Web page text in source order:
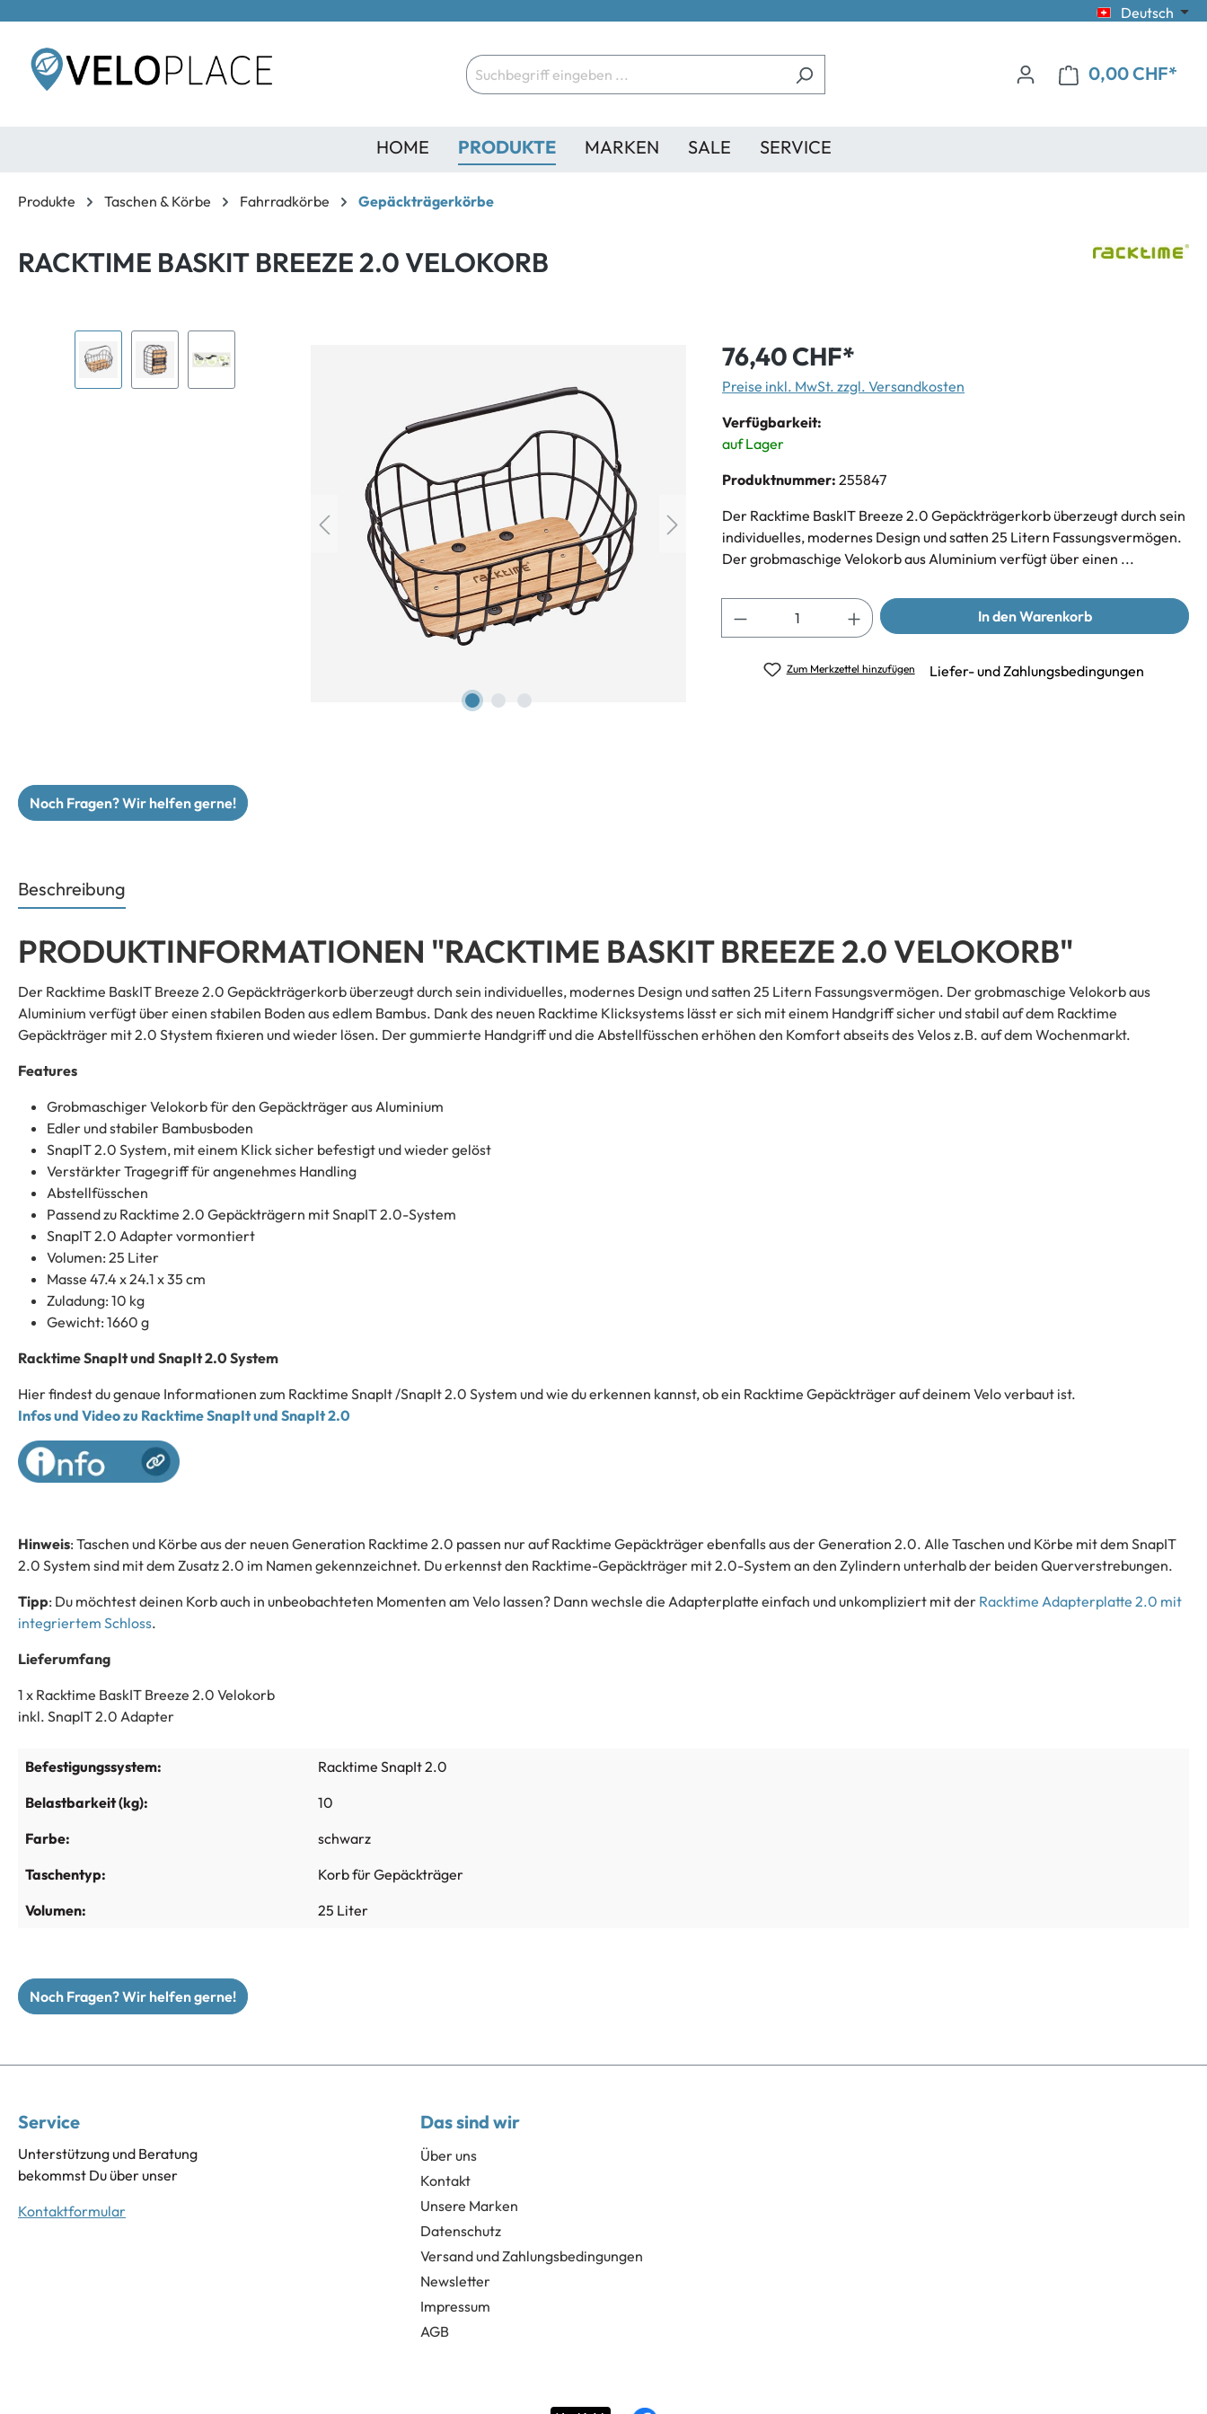
springen Deutsch
0,00 CHF*
HOME PRODUKTE MARKEN SALE SERVICE
Produkte Taschen & Körbe Fahrradkörbe Gepäckträgerkörbe
RACKTIME BASKIT BREEZE 2.0 VELOKORB
76,40 CHF*
Preise inkl. MwSt. zzgl. Versandkosten
Verfügbarkeit:
auf Lager
Produktnummer: 255847
Der Racktime BaskIT Breeze 2.0 Gepäckträgerkorb überzeugt durch sein
individuelles, modernes Design und satten 25 Litern Fassungsvermögen.
Der grobmaschige Velokorb aus Aluminium verfügt über einen ...
In den Warenkorb
Zum Merkzettel hinzufügen Liefer- und Zahlungsbedingungen
Noch Fragen? Wir helfen gerne!
Beschreibung
PRODUKTINFORMATIONEN "RACKTIME BASKIT BREEZE 2.0 VELOKORB"
Der Racktime BaskIT Breeze 2.0 Gepäckträgerkorb überzeugt durch sein individuelles, modernes Design und satten 25 Litern Fassungsvermögen. Der grobmaschige Velokorb aus
Aluminium verfügt über einen stabilen Boden aus edlem Bambus. Dank des neuen Racktime Klicksystems lässt er sich mit einem Handgriff sicher und stabil auf dem Racktime
Gepäckträger mit 2.0 Stystem fixieren und wieder lösen. Der gummierte Handgriff und die Abstellfüsschen erhöhen den Komfort abseits des Velos z.B. auf dem Wochenmarkt.
Features
Grobmaschiger Velokorb für den Gepäckträger aus Aluminium
Edler und stabiler Bambusboden
SnapIT 2.0 System, mit einem Klick sicher befestigt und wieder gelöst
Verstärkter Tragegriff für angenehmes Handling
Abstellfüsschen
Passend zu Racktime 2.0 Gepäckträgern mit SnapIT 2.0-System
SnapIT 2.0 Adapter vormontiert
Volumen: 25 Liter
Masse 47.4 x 24.1 x 35 cm
Zuladung: 10 kg
Gewicht: 1660 g
Racktime SnapIt und SnapIt 2.0 System
Hier findest du genaue Informationen zum Racktime SnapIt /SnapIt 2.0 System und wie du erkennen kannst, ob ein Racktime Gepäckträger auf deinem Velo verbaut ist.
Infos und Video zu Racktime SnapIt und SnapIt 2.0
Hinweis: Taschen und Körbe aus der neuen Generation Racktime 2.0 passen nur auf Racktime Gepäckträger ebenfalls aus der Generation 2.0. Alle Taschen und Körbe mit dem SnapIT
2.0 System sind mit dem Zusatz 2.0 im Namen gekennzeichnet. Du erkennst den Racktime-Gepäckträger mit 2.0-System an den Zylindern unterhalb der beiden Querverstrebungen.
Tipp: Du möchtest deinen Korb auch in unbeobachteten Momenten am Velo lassen? Dann wechsle die Adapterplatte einfach und unkompliziert mit der Racktime Adapterplatte 2.0 mit
integriertem Schloss.
Lieferumfang
1 x Racktime BaskIT Breeze 2.0 Velokorb
inkl. SnapIT 2.0 Adapter
Befestigungssystem:
Racktime SnapIt 2.0
Belastbarkeit (kg):
10
Farbe:
schwarz
Taschentyp:
Korb für Gepäckträger
Volumen:
25 Liter
Noch Fragen? Wir helfen gerne!
Service
Unterstützung und Beratung
bekommst Du über unser
Kontaktformular
Das sind wir
Über uns
Kontakt
Unsere Marken
Datenschutz
Versand und Zahlungsbedingungen
Newsletter
Impressum
AGB